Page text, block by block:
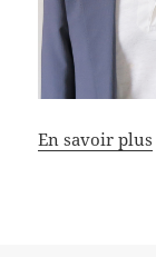
En savoir plus